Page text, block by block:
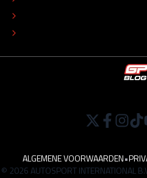
ALGEMENE VOORWAARDEN•
© 2026 AUTOSPORT INTERNATIONAL